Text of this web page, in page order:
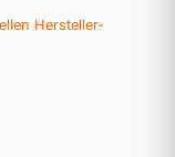
Hersteller-